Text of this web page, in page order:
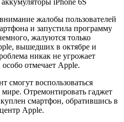
жалобы пользователей
и запустила программу
жалуются только
вышедших в октябре и
никак не угрожает
особо отмечает Apple.
смогут воспользоваться
Отремонтировать гаджет
смартфон, обратившись в
Apple.